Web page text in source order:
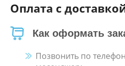
Оплата с
Как оформать
Позвонить по